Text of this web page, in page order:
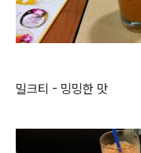
밀크티 - 밍밍한 맛